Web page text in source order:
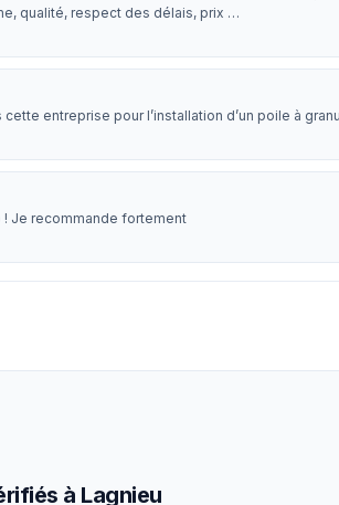
qualité, respect des délais, prix …
cette entreprise pour l’installation d’un poile à
! Je recommande fortement
à Lagnieu